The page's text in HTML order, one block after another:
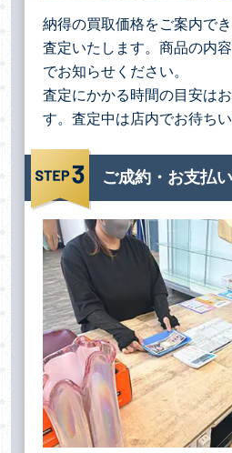
納得の買取価格をご案内で
査定いたします。商品の内
でお知らせください。
査定にかかる時間の目安は
す。査定中は店内でお待ちい
ご成約・お支払い